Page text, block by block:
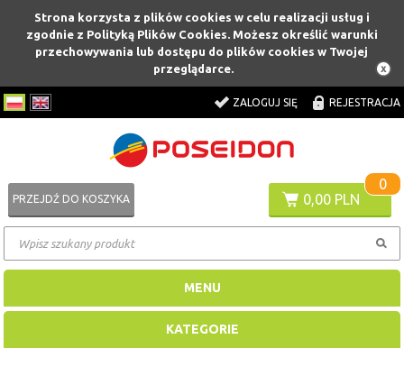
Strona korzysta z plików cookies w celu realizacji usług i
zgodnie z Polityką Plików Cookies. Możesz określić warunki
przechowywania lub dostępu do plików cookies w Twojej
przeglądarce.
ZALOGUJ SIĘ REJESTRACJA
0,00 PLN
0
PRZEJDŹ DO KOSZYKA
MENU
KATEGORIE